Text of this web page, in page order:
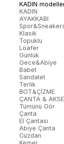
KADIN
KADIN
AYAKKABI
Klasik
Topuklu
Loafer
Günlük
Gece&Abiye
Babet
Sandalet
Terlik
BOT&ÇİZME
ÇANTA &
Tümünü Gör
Çanta
El Çantası
Abiye Çanta
Cüzdan